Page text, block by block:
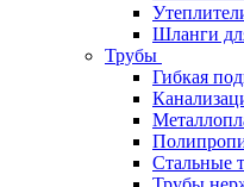
Шланги
Трубы
Гибкая
Стальные